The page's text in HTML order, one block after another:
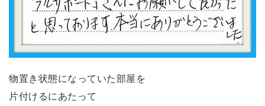
物置き状態になっていた部屋を
片付けるにあたって